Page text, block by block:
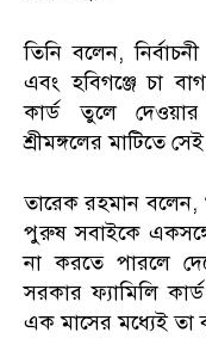
তিনি বলেন,
এবং হবিগঞ্জে চা
কার্ড তুলে
শ্রীমঙ্গলের মাটিতে
তারেক রহমান বলেন,
পুরুষ সবাইকে
না করতে পারলে
সরকার ফ্যামিলি
এক মাসের মধ্যেই তা